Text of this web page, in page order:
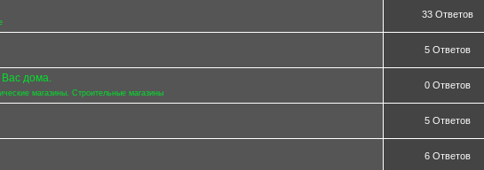
33 Ответов
5 Ответов
Вас дома.
магазины. Строительные магазины
0 Ответов
5 Ответов
6 Ответов